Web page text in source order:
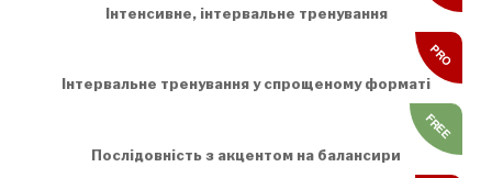
Інтенсивне, інтервальне тренування
Інтервальне тренування у спрощеному форматі
PRO
Послідовність з акцентом на балансири
FREE